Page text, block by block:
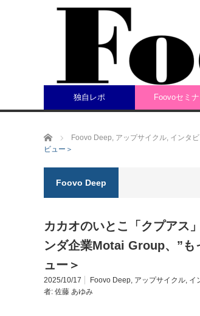
独自レポ Foovoセミ
ホーム Foovo Deep, アップサイクル, インタ
ビュー＞
Foovo Deep
カカオのいとこ「クプアス
ンダ企業Motai Group、”も
ュー＞
2025/10/17 Foovo Deep, アップサイクル, イ
者: 佐藤 あゆみ